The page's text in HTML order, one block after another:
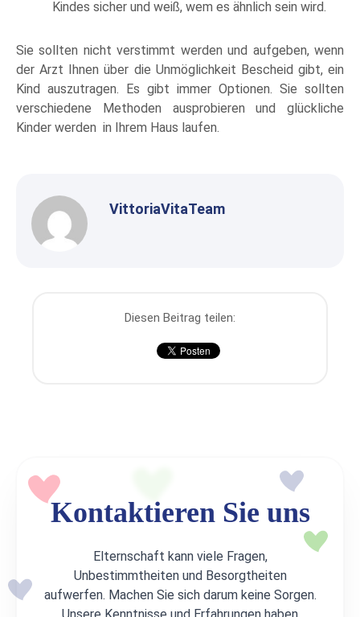
Kindes sicher und weiß, wem es ähnlich sein wird.
Sie sollten nicht verstimmt werden und aufgeben, wenn
der Arzt Ihnen über die Unmöglichkeit Bescheid gibt, ein
Kind auszutragen. Es gibt immer Optionen. Sie sollten
verschiedene Methoden ausprobieren und glückliche
Kinder werden in Ihrem Haus laufen.
VittoriaVitaTeam
Diesen Beitrag teilen:
Kontaktieren Sie uns
Elternschaft kann viele Fragen,
Unbestimmtheiten und Besorgtheiten
aufwerfen. Machen Sie sich darum keine Sorgen.